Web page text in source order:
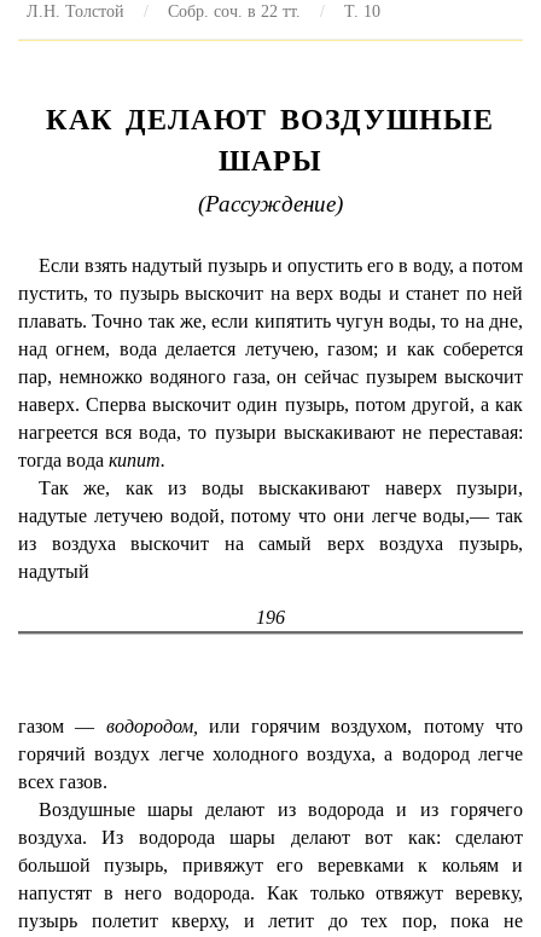
Л.Н. Толстой Собр. соч. в 22 тт. Т. 10
КАК ДЕЛАЮТ ВОЗДУШНЫЕ
ШАРЫ
(Рассуждение)
Если взять надутый пузырь и опустить его в воду, а потом
пустить, то пузырь выскочит на верх воды и станет по ней
плавать. Точно так же, если кипятить чугун воды, то на дне,
над огнем, вода делается летучею, газом; и как соберется
пар, немножко водяного газа, он сейчас пузырем выскочит
наверх. Сперва выскочит один пузырь, потом другой, а как
нагреется вся вода, то пузыри выскакивают не переставая:
тогда вода кипит.
Так же, как из воды выскакивают наверх пузыри,
надутые летучею водой, потому что они легче воды,— так
из воздуха выскочит на самый верх воздуха пузырь,
надутый
196
газом — водородом, или горячим воздухом, потому что
горячий воздух легче холодного воздуха, а водород легче
всех газов.
Воздушные шары делают из водорода и из горячего
воздуха. Из водорода шары делают вот как: сделают
большой пузырь, привяжут его веревками к кольям и
напустят в него водорода. Как только отвяжут веревку,
пузырь полетит кверху, и летит до тех пор, пока не